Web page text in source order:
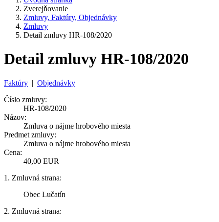
Zverejňovanie
Zmluvy, Faktúry, Objednávky
Zmluvy
Detail zmluvy HR-108/2020
Detail zmluvy HR-108/2020
Faktúry | Objednávky
Číslo zmluvy:
HR-108/2020
Názov:
Zmluva o nájme hrobového miesta
Predmet zmluvy:
Zmluva o nájme hrobového miesta
Cena:
40,00 EUR
1. Zmluvná strana:
Obec Lučatín
2. Zmluvná strana: